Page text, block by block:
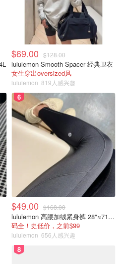
2.0w
游推荐 - 多伦多出发的全包式
7天竟不到$1000？赶紧来“薅”
$69.00 $128.00
lululemon Smooth Spacer 经典卫衣
女生穿出oversized风
lululemon 819人感兴趣
6
$49.00 $168.00
lululemon 高腰加绒紧身裤 28"≈71cm 5个口袋
码全！史低价，之前$99
lululemon 656人感兴趣
8